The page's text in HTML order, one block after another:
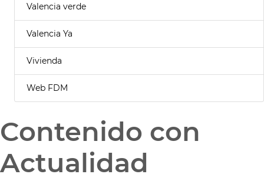
Valencia verde
Valencia Ya
Vivienda
Web FDM
Contenido con
Actualidad